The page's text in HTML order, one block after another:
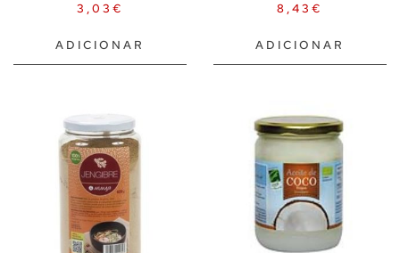
3,03 €
ADICIONAR
8,43 €
ADICIONAR